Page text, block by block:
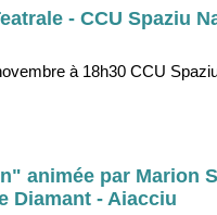
- CCU Spaziu
à 18h30 CCU
animée par Marion
Diamant - Aiacciu